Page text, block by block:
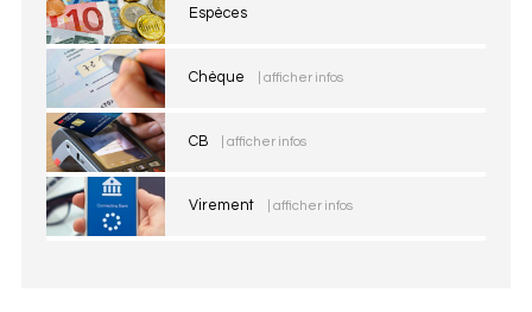
Espèces
Chèque | afficher infos
CB | afficher infos
Virement | afficher infos